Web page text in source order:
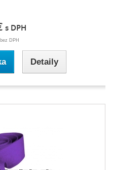
s DPH
bez DPH
Detaily